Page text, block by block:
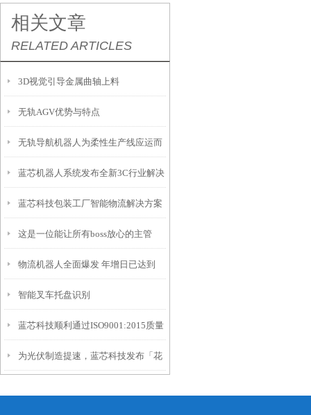
相关文章
RELATED ARTICLES
3D视觉引导金属曲轴上料
无轨AGV优势与特点
无轨导航机器人为柔性生产线应运而
生
蓝芯机器人系统发布全新3C行业解决
方案
蓝芯科技包装工厂智能物流解决方案
这是一位能让所有boss放心的主管
物流机器人全面爆发 年增日已达到
20%
智能叉车托盘识别
蓝芯科技顺利通过ISO9001:2015质量
管理体系认证
为光伏制造提速，蓝芯科技发布「花